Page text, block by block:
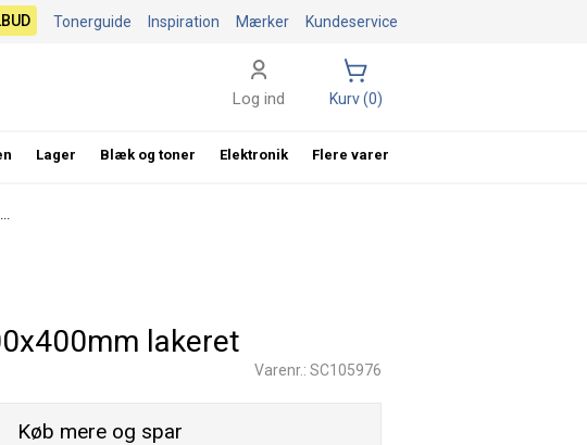
lakeret
Varenr.: SC105976
Køb mere og spar
Kundeservice
Mærker
Inspiration
Tonerguide
Log ind Kurv (0)
Lager Blæk og toner Elektronik Flere varer